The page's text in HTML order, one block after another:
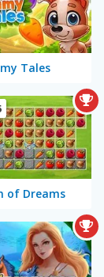
Tales
of Dreams